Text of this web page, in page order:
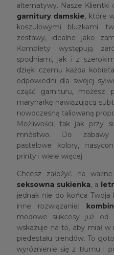
alternatywy. Nasze Klientki
garnitury damskie, które
koszulowymi bluzkami
zestawy, idealne jako
Komplety występują
spodniami, jak i z
dzięki czemu każda
odpowiedni dla swojej
część garnituru, możesz
marynarkę nawiązującą
nowoczesną taliowaną
Możliwości, tak jak przy
mnóstwo. Do zabawy
pastelowe kolory,
printy i wiele więcej.
Chcesz założyć na
seksowna sukienka, a
jednak nie do końca Twoja
inne rozwiązanie:
modowe sukcesy już
wskazuje na to, aby miał w
piedestału trendów. To
wyróżnienie się z tłumu i